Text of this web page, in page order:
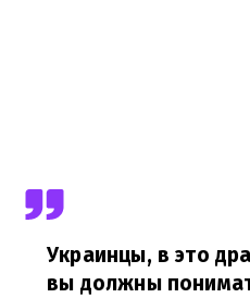
Украинцы, в это
вы должны